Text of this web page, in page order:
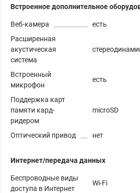
Встроенное дополнительное
Веб-камера
есть
Расширенная
акустическая
система
Встроенный
микрофон
есть
Поддержка карт
памяти кард-
ридером
microSD
Оптический привод нет
Интернет/передача данных
Беспроводные виды
доступа в Интернет
Wi-Fi